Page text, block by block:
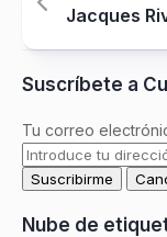
Jacques
Suscríbete a
Tu correo
Nube de